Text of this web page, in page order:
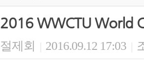
2016 WWCTU World
절제회 | 2016.09.12 17:03 |